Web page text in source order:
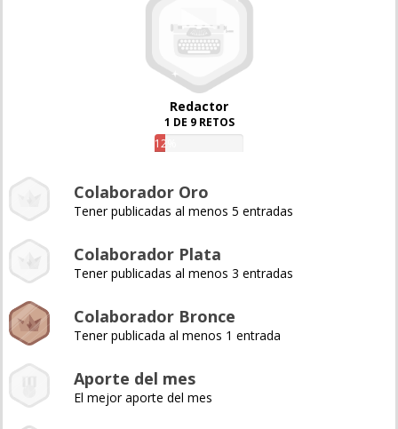
Redactor
1 DE 9 RETOS
12%
Colaborador Oro
Tener publicadas al menos 5 entradas
Colaborador Plata
Tener publicadas al menos 3 entradas
Colaborador Bronce
Tener publicada al menos 1 entrada
Aporte del mes
El mejor aporte del mes